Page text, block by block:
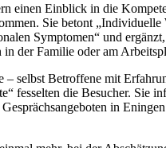
einen Einblick in die
Sie betont
Symptomen“ und
der Familie oder am
selbst Betroffene mit
fesselten die Besucher. Sie
in